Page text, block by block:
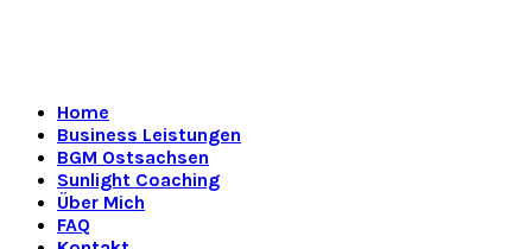
Home
Business Leistungen
BGM Ostsachsen
Sunlight Coaching
Über Mich
FAQ